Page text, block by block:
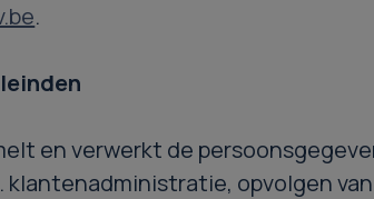
.
en verwerkt de
klantenadministratie, opvolgen